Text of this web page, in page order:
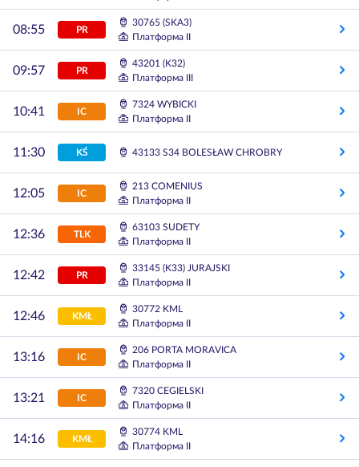
08:55 PR
30765 (SKA3)
Платформа II
09:57 PR
43201 (K32)
Платформа III
10:41 IC
7324 WYBICKI
Платформа II
11:30 KŚ 43133 S34 BOLESŁAW CHROBRY
12:05 IC
213 COMENIUS
Платформа II
12:36 TLK
63103 SUDETY
Платформа II
12:42 PR
33145 (K33) JURAJSKI
Платформа II
12:46 KMŁ
30772 KML
Платформа II
13:16 IC
206 PORTA MORAVICA
Платформа II
13:21 IC
7320 CEGIELSKI
Платформа II
14:16 KMŁ
30774 KML
Платформа II